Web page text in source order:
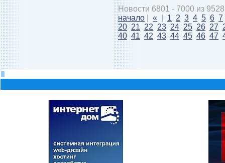
Новости 6801 - 7000 из 9528
начало
« 1 2 3 4 5 6 7
20 21 22 23 24 25 26 27
40 41 42 43 44 45 46 47